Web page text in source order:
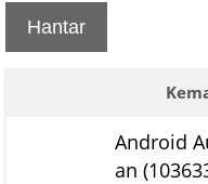
Hantar
Android
an